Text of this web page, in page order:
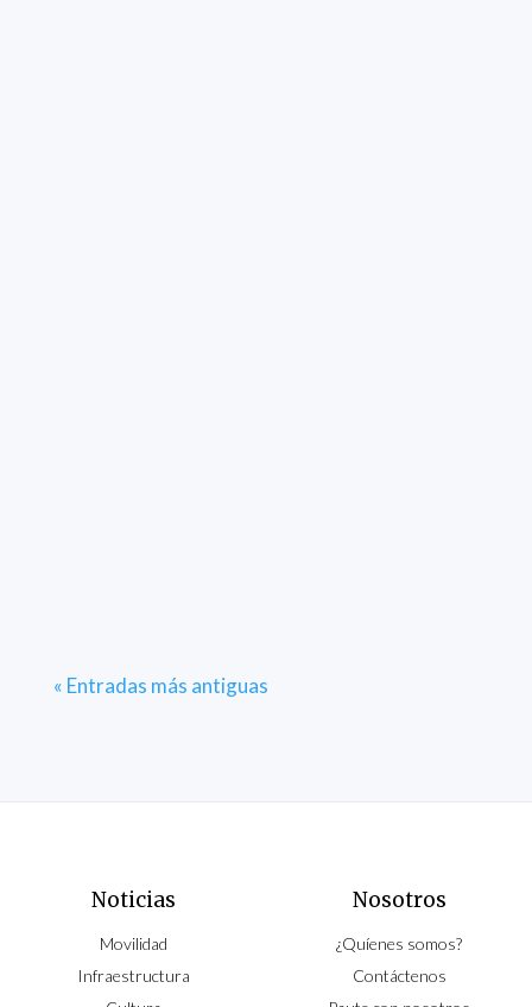
« Entradas más antiguas
Noticias
Movilidad
Infraestructura
Nosotros
¿Quíenes somos?
Contáctenos